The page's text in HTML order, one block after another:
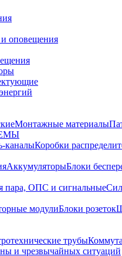
оповещения
Монтажные материалы
каналыКоробки
АккумуляторыБлоки
пара, ОПС и сигнальные
модулиБлоки розеток
трубы
и чрезвычайных ситуаций